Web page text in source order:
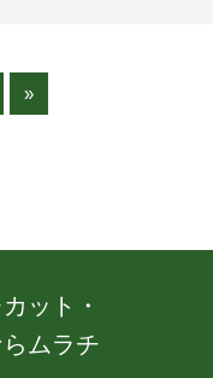
»
ット・
ムラチ